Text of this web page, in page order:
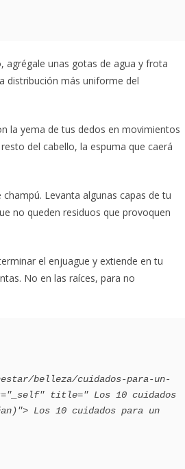
agrégale unas gotas de agua y frota
distribución más uniforme del
la yema de tus dedos en movimientos
del cabello, la espuma que caerá
Levanta algunas capas de tu
no queden residuos que provoquen
el enjuague y extiende en tu
No en las raíces, para no
title=" Los 10 cuidados
Los 10 cuidados para un